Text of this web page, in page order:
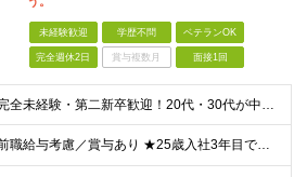
未経験歓迎 学歴不問 ベテランOK
完全週休2日 賞与複数月 面接1回
【完全未経験・第二新卒歓迎！20代・30代が中心に活躍中♪】 ●学歴不問 ●IT業界やエンジニアに興味がある方 ★PCスキルに自信がなくても大丈夫！ 接客や販売、営業など、異業種からの転職者が90％
★前職給与考慮／賞与あり ★25歳入社3年目で年収400万円以上の実績も！ ★学習費補助（月3,000円）／資格手当(3千円～36万円)あり ●経験者（中流工程以上の経験3年以上）： 月給40万～6